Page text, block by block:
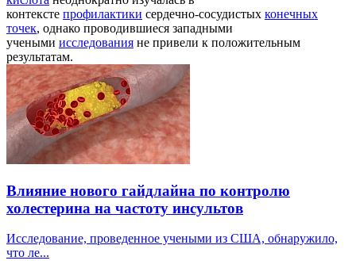
контексте профилактики сердечно-сосудистых конечных
точек, однако проводившиеся западными
учеными исследования не привели к положительным
результатам.
Влияние нового гайдлайна по контролю
холестерина на частоту инсультов
Исследование, проведенное учеными из США, обнаружило,
что ле...